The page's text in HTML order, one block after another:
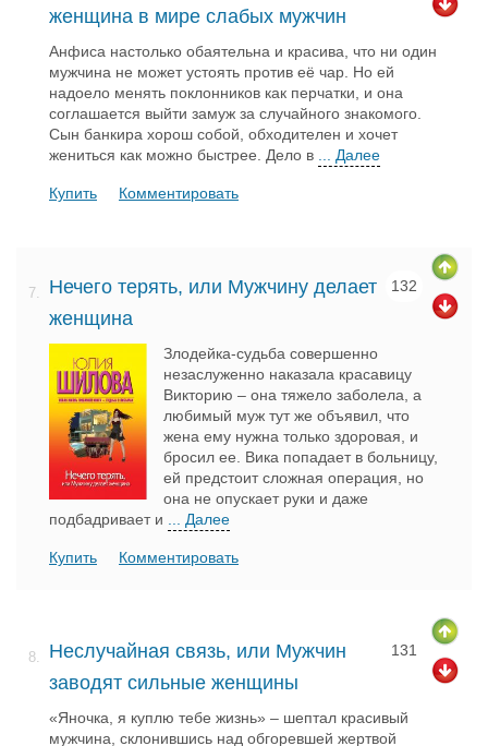
женщина в мире слабых мужчин
Анфиса настолько обаятельна и красива, что ни один
мужчина не может устоять против её чар. Но ей
надоело менять поклонников как перчатки, и она
соглашается выйти замуж за случайного знакомого.
Сын банкира хорош собой, обходителен и хочет
жениться как можно быстрее. Дело в
... Далее
Купить Комментировать
7.
Нечего терять, или Мужчину делает
женщина
132
Злодейка-судьба совершенно
незаслуженно наказала красавицу
Викторию – она тяжело заболела, а
любимый муж тут же объявил, что
жена ему нужна только здоровая, и
бросил ее. Вика попадает в больницу,
ей предстоит сложная операция, но
она не опускает руки и даже
подбадривает и
... Далее
Купить Комментировать
8.
Неслучайная связь, или Мужчин
заводят сильные женщины
131
«Яночка, я куплю тебе жизнь» – шептал красивый
мужчина, склонившись над обгоревшей жертвой